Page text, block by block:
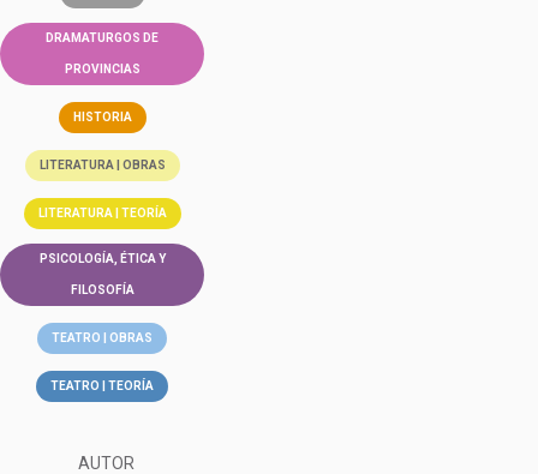
DRAMATURGOS DE
PROVINCIAS
HISTORIA
LITERATURA | OBRAS
LITERATURA | TEORÍA
PSICOLOGÍA, ÉTICA Y
FILOSOFÍA
TEATRO | OBRAS
TEATRO | TEORÍA
AUTOR